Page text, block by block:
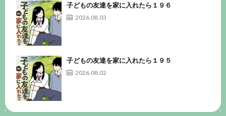
子どもの友達を家に入れたら１９６
2026.08.03
子どもの友達を家に入れたら１９５
2026.08.02